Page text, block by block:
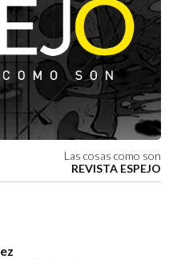
Las cosas como son
REVISTA ESPEJO